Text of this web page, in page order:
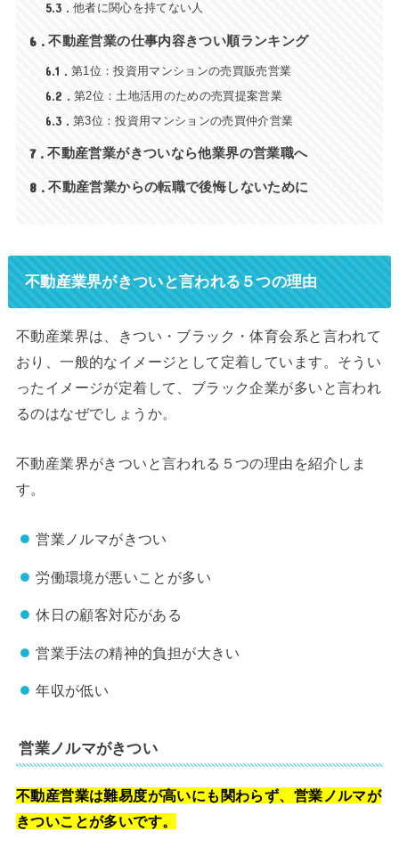
5.3 他者に関心を持てない人
6 不動産営業の仕事内容きつい順ランキング
6.1 第1位：投資用マンションの売買販売営業
6.2 第2位：土地活用のための売買提案営業
6.3 第3位：投資用マンションの売買仲介営業
7 不動産営業がきついなら他業界の営業職へ
8 不動産営業からの転職で後悔しないために
不動産業界がきついと言われる５つの理由
不動産業界は、きつい・ブラック・体育会系と言われて
おり、一般的なイメージとして定着しています。そうい
ったイメージが定着して、ブラック企業が多いと言われ
るのはなぜでしょうか。
不動産業界がきついと言われる５つの理由を紹介しま
す。
営業ノルマがきつい
労働環境が悪いことが多い
休日の顧客対応がある
営業手法の精神的負担が大きい
年収が低い
営業ノルマがきつい
不動産営業は難易度が高いにも関わらず、営業ノルマが
きついことが多いです。